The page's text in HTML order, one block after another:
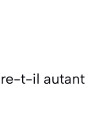
t-il autant